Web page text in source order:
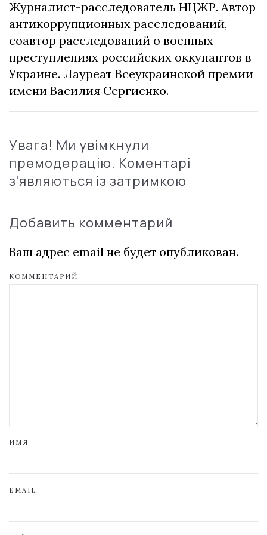
Журналист-расследователь НЦЖР. Автор
антикоррупционных расследований,
соавтор расследований о военных
преступлениях российских оккупантов в
Украине. Лауреат Всеукраинской премии
имени Василия Сергиенко.
Увага! Ми увімкнули
премодерацію. Коментарі
з'являються із затримкою
Добавить комментарий
Ваш адрес email не будет опубликован.
КОММЕНТАРИЙ
ИМЯ
EMAIL